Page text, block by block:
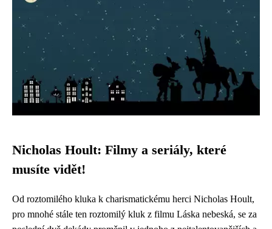
Nicholas Hoult: Filmy a seriály, které
musíte vidět!
Od roztomilého kluka k charismatickému herci Nicholas Hoult,
pro mnohé stále ten roztomilý kluk z filmu Láska nebeská, se za